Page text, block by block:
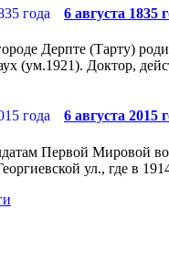
6 августа 1835
Дерпте (Тарту)
(ум.1921). Доктор,
6 августа 2015
Первой Мировой
ул., где в